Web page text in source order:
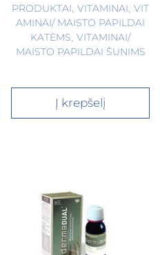
PRODUKTAI VITAMINAI VIT
AMINAI/ MAISTO PAPILDAI
KATĖMS VITAMINAI/
MAISTO PAPILDAI ŠUNIMS
Į krepšelį